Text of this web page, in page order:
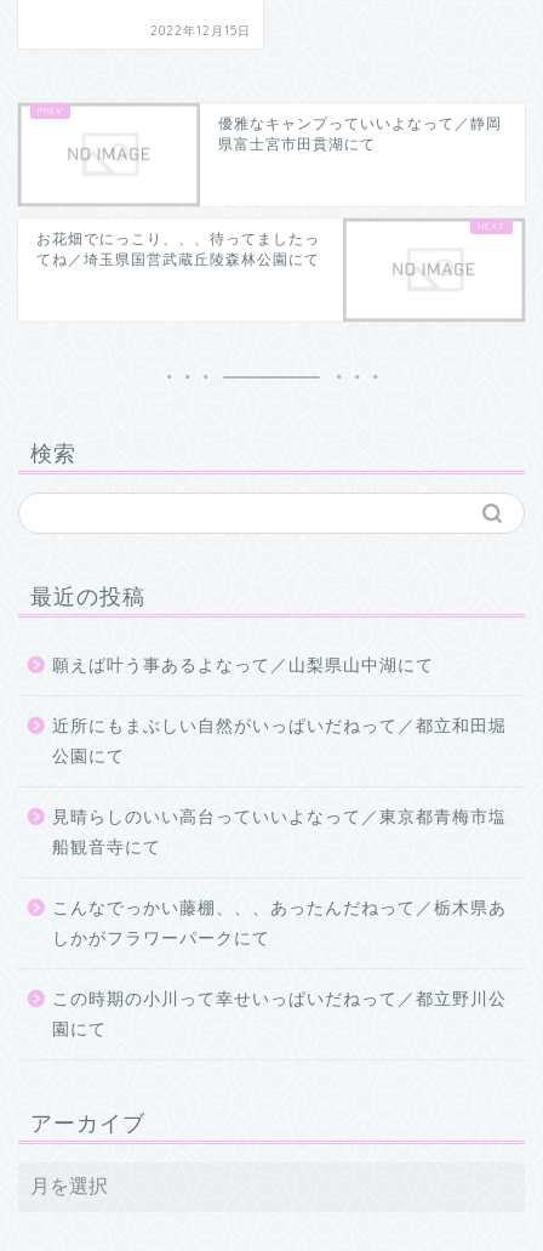
2022年12月15日
優雅なキャンプっていいよなって／静岡
県富士宮市田貫湖にて
お花畑でにっこり、、、待ってましたっ
てね／埼玉県国営武蔵丘陵森林公園にて
検索
最近の投稿
願えば叶う事あるよなって／山梨県山中湖にて
近所にもまぶしい自然がいっぱいだねって／都立和田堀
公園にて
見晴らしのいい高台っていいよなって／東京都青梅市塩
船観音寺にて
こんなでっかい藤棚、、、あったんだねって／栃木県あ
しかがフラワーパークにて
この時期の小川って幸せいっぱいだねって／都立野川公
園にて
アーカイブ